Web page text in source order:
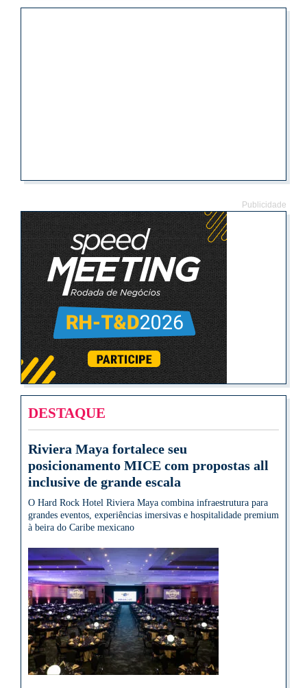
Publicidade
DESTAQUE
Riviera Maya fortalece seu
posicionamento MICE com propostas all
inclusive de grande escala
O Hard Rock Hotel Riviera Maya combina infraestrutura para
grandes eventos, experiências imersivas e hospitalidade premium
à beira do Caribe mexicano